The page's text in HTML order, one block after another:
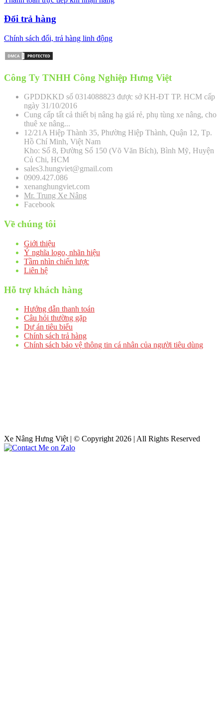
Đổi trả hàng
Chính sách đổi, trả hàng linh động
Công Ty TNHH Công Nghiệp Hưng Việt
GPDDKKD số 0314088823 được sở KH-ĐT TP. HCM cấp
ngày 31/10/2016
Cung cấp tất cả thiết bị nâng hạ giá rẻ, phụ tùng xe nâng, cho
thuê xe nâng...
12/21A Hiệp Thành 35, Phường Hiệp Thành, Quận 12, Tp.
Hồ Chí Minh, Việt Nam
Kho: Số 8, Đường Số 150 (Võ Văn Bích), Bình Mỹ, Huyện
Củ Chi, HCM
sales3.hungviet@gmail.com
0909.427.086
xenanghungviet.com
Mr. Trung Xe Nâng
Facebook
Về chúng tôi
Giới thiệu
Ý nghĩa logo, nhãn hiệu
Tầm nhìn chiến lược
Liên hệ
Hỗ trợ khách hàng
Hướng dẫn thanh toán
Câu hỏi thường gặp
Dự án tiêu biểu
Chính sách trả hàng
Chính sách bảo vệ thông tin cá nhân của người tiêu dùng
Xe Nâng Hưng Việt | © Copyright 2026 | All Rights Reserved